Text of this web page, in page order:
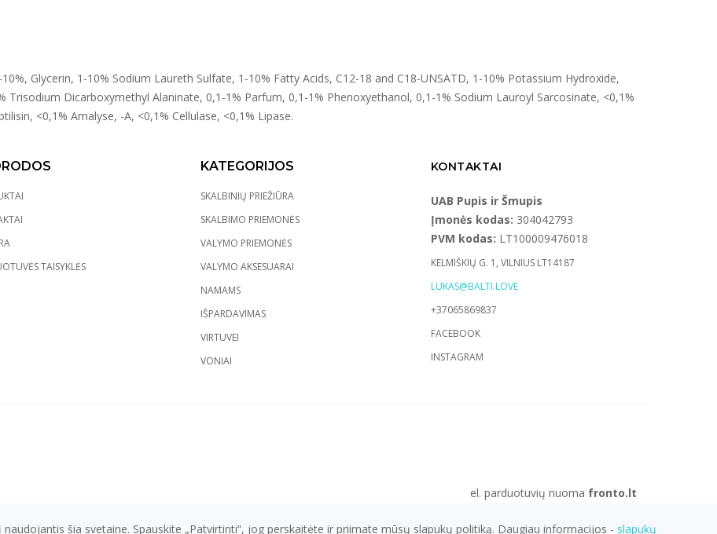
Glycerin, 1-10% Sodium Laureth Sulfate, 1-10% Fatty Acids, C12-18 and C18-UNSATD, 1-10% Potassium Hydroxide,
Trisodium Dicarboxymethyl Alaninate, 0,1-1% Parfum, 0,1-1% Phenoxyethanol, 0,1-1% Sodium Lauroyl Sarcosinate, <0,1%
<0,1% Amalyse, -A, <0,1% Cellulase, <0,1% Lipase.
TAISYKLĖS
KATEGORIJOS
SKALBINIŲ PRIEŽIŪRA
SKALBIMO PRIEMONĖS
VALYMO PRIEMONĖS
VALYMO AKSESUARAI
NAMAMS
IŠPARDAVIMAS
VIRTUVEI
VONIAI
KONTAKTAI
UAB Pupis ir Šmupis
Įmonės kodas: 304042793
PVM kodas: LT100009476018
KELMIŠKIŲ G. 1, VILNIUS LT14187
LUKAS@BALTI.LOVE
+37065869837
FACEBOOK
INSTAGRAM
el. parduotuvių nuoma fronto.lt
šia svetaine. Spauskite „Patvirtinti“, jog perskaitėte ir priimate mūsų slapukų politiką. Daugiau informacijos - slapukų